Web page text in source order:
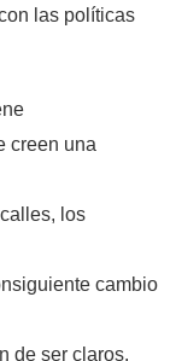
las políticas
creen una
los
cambio
de ser claros.